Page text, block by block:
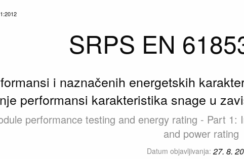
SRPS EN
i naznačenih energetskih
performansi karakteristika snage u
performance testing and energy rating - Part
and power rating
Datum objavljivanja: 27. 8.